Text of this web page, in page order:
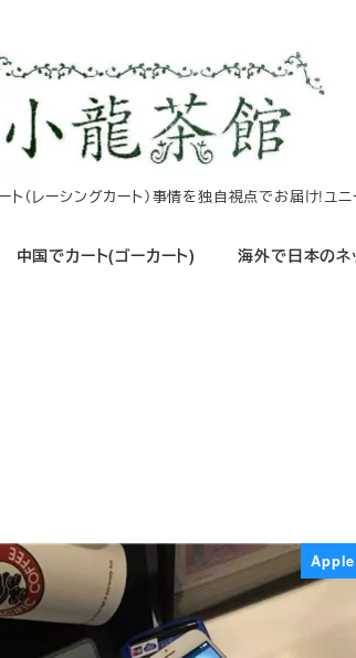
（レーシングカート）事情を独自視点でお届け!ユ
中国でカート(ゴーカート) 海外で日本のネ